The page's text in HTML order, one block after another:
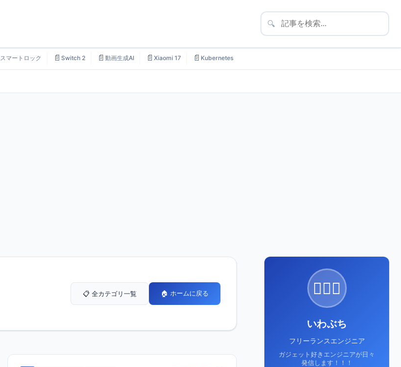
🔍
スマートロック 📄 Switch 2 📄 動画生成AI 📄 Xiaomi 17 📄 Kubernetes
📋 全カテゴリ一覧 🏠 ホームに戻る 🙋🏻‍♂️
いわぶち
フリーランスエンジニア
ガジェット好きエンジニアが日々
発信します！！！